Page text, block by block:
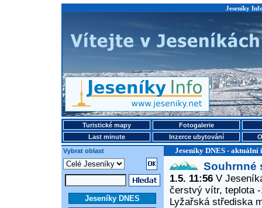
Jeseníky
Turistické mapy
Fotogalerie
Last minute
Inzerce ubytování
Vybrat oblast
Jeseníky DNES - aktuální
Jeseníky DNES
Souhrnné
1.5. 11:56V
čerstvý vítr, teplota
Lyžařská střediska